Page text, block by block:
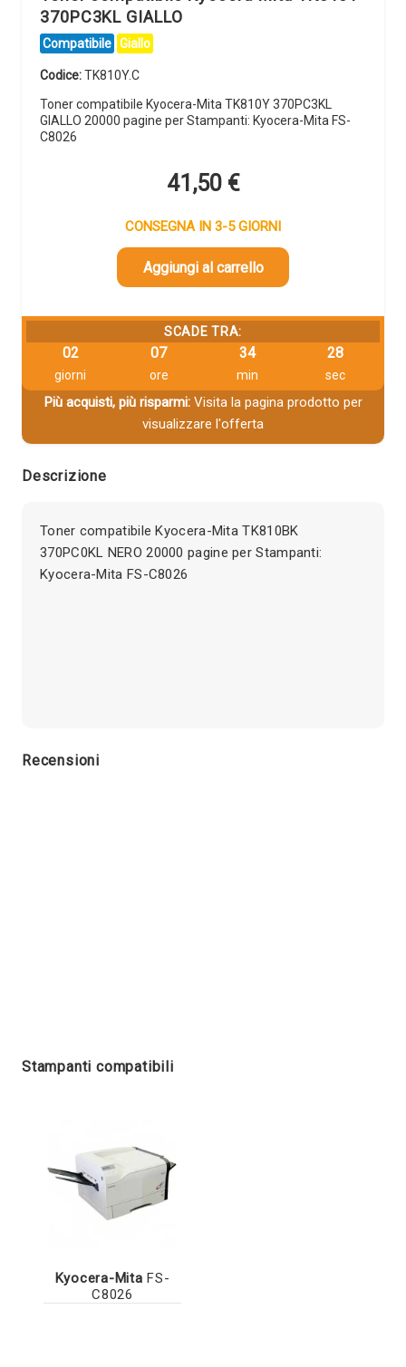
370PC3KL GIALLO
Compatibile Giallo
Codice:TK810Y.C
Toner compatibile Kyocera-Mita TK810Y 370PC3KL
GIALLO 20000 pagine per Stampanti: Kyocera-Mita FS-
C8026
41,50 €
CONSEGNA IN 3-5 GIORNI
Aggiungi al carrello
SCADE TRA:
02
giorni
07
ore
34
min
28
sec
Più acquisti, più risparmi:Visita la pagina prodotto per
visualizzare l'offerta
Descrizione
Toner compatibile Kyocera-Mita TK810BK
370PC0KL NERO 20000 pagine per Stampanti:
Kyocera-Mita FS-C8026
Recensioni
Stampanti compatibili
Kyocera-Mita FS-
C8026